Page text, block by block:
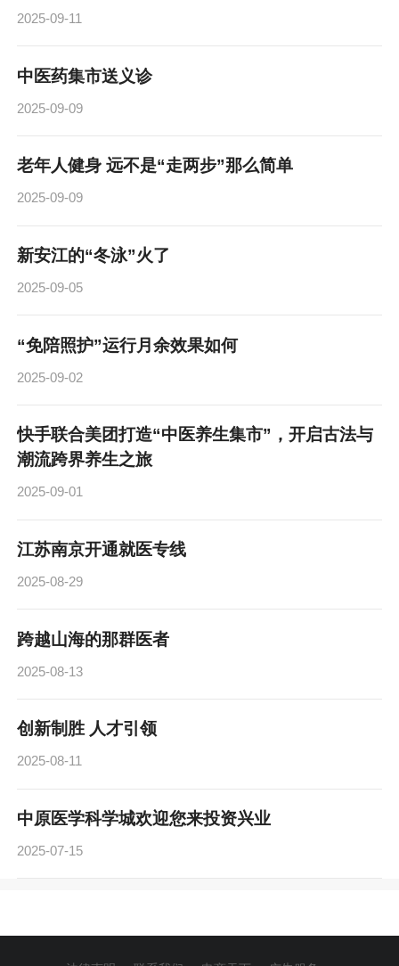
2025-09-11
中医药集市送义诊
2025-09-09
老年人健身 远不是“走两步”那么简单
2025-09-09
新安江的“冬泳”火了
2025-09-05
“免陪照护”运行月余效果如何
2025-09-02
快手联合美团打造“中医养生集市”，开启古法与
潮流跨界养生之旅
2025-09-01
江苏南京开通就医专线
2025-08-29
跨越山海的那群医者
2025-08-13
创新制胜 人才引领
2025-08-11
中原医学科学城欢迎您来投资兴业
2025-07-15